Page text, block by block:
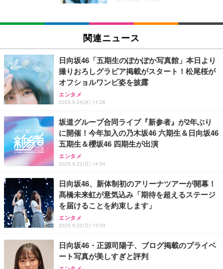
【Amazon.co.jp限定】コロナ・エキストラ Corona
ト] [ギフトBox入り]
￥2,249
霧島酒造 チューパック黒霧島 25度 [ 焼酎 宮崎県 18
00ml×2本 ]
￥4,080
アサヒ スーパードライ [缶] 135ml x 24本 [ケース販
売] [アサヒ 国産 ビール 缶 ALC 5%] LT-1226
￥3,493
天羽の梅 1800ml （ハイボールの元 焼酎用）[天羽飲
料製造 東京都]
￥1,750
松阪牛 グルメ ハンバーグ【オレンジ花束カード】
べ物 冷凍 高級 プレゼント 内祝 お返し 人気 お取り
寄せ グルメ
￥4,000
父の日ギフト 松阪牛 グルメ ハンバーグ【父の日短
冊 ブルー花束カード】父の日 食べ物 肉 父 お父さん
お取り寄せグルメ おつまみ ハンバーグギフト 冷凍
松良 お取り寄せ 絶品
お中元 ギフト 【TV紹介されました♪】 純系 名古屋
コーチン 燻製 4種 セット おつまみ お取り寄せグル
メ 100％国産 高級 地鶏 お肉 ハム ソーセージ 冷凍
化粧箱入り 手提げ紙袋 熨斗対応可 南部食鶏 RK-29-
￥4,066
Butz Delicatessen おつまみアソートセット 【誕生
日用（バースデーカード付き）】 おつまみセット 6
品 食べ比べ ご自宅用 お中元 合鴨 牛タン ロースト
ビーフ 燻製 詰め合わせ ギフト プレゼント おしゃれ
お取り寄せ 肉 国産 ビール オードブル 3000円
￥2,952
【New】Amazon Fire TV Stick HD | 手軽にストリ
￥6,980
Amazon Fire TV Stick 4K Select | 4Kの高画質スト
リーミング | ストリーミングメディアプレイヤー
￥7,980
Amazon Fire TV Stick 4K Plus | 映画館のような4K
体験 | ストリーミングメディアプレイヤー
￥9,980
Amazon Echo Dot (エコードット) 第5世代 - Alex
a、センサー搭載、鮮やかなサウンド｜チャコール
￥7,480
関連ニュース
日向坂46「五期生のぽかぽか写真館」本日より
撮りおろしグラビア掲載がスタート！松尾桜が
オフショルワンピ姿を披露
エンタメ
2025.9.24(水) 14:28
坂道グループ合同ライブ『新参者』が2年ぶり
に開催！今年加入の乃木坂46 六期生＆日向坂46
五期生＆櫻坂46 四期生が出演
エンタメ
2025.9.22(月) 14:04
日向坂46、新体制初のアリーナツアーが開幕！
髙橋未来虹が意気込み「期待を超えるステージ
を届けることを約束します」
エンタメ
2025.9.22(月) 13:59
日向坂46・正源司陽子、ブログ掲載のプライベ
ート写真が美しすぎと評判